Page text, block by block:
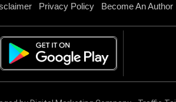
Privacy Policy Become An Author
के असहयोगात्मक रवैये की ए.के. शर्मा ने की